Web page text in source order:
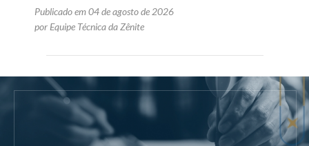
Publicado em 04 de agosto de 2026
por Equipe Técnica da Zênite